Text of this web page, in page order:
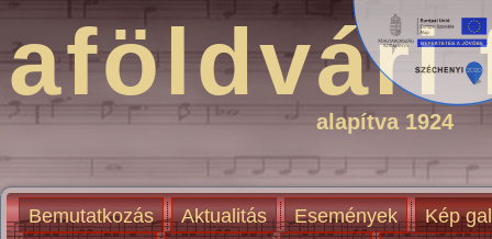
alapítva 1924
Bemutatkozás Aktualitás Események
Kép